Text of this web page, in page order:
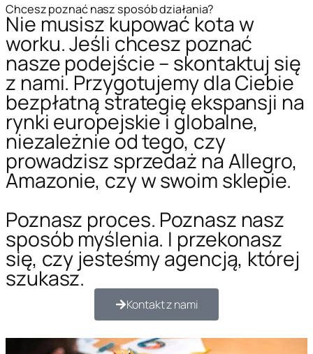
Chcesz poznać nasz sposób działania?
Nie musisz kupować kota w
worku. Jeśli chcesz poznać
nasze podejście – skontaktuj się
z nami. Przygotujemy dla Ciebie
bezpłatną strategię ekspansji na
rynki europejskie i globalne,
niezależnie od tego, czy
prowadzisz sprzedaż na Allegro,
Amazonie, czy w swoim sklepie.
Poznasz proces. Poznasz nasz
sposób myślenia. I przekonasz
się, czy jesteśmy agencją, której
szukasz.
Kontakt z nami